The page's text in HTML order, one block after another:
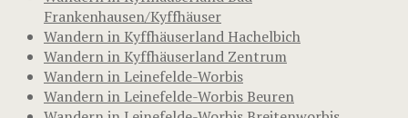
Frankenhausen/Kyffhäuser
Wandern in Kyffhäuserland Hachelbich
Wandern in Kyffhäuserland Zentrum
Wandern in Leinefelde-Worbis
Wandern in Leinefelde-Worbis Beuren